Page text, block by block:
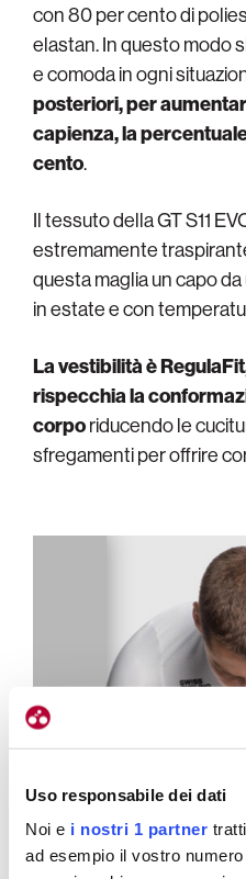
Uso responsabile dei dati
Noi e i nostri 1 partner
ad esempio il vostro
con 80 per cento di
elastan. In questo modo
e comoda in ogni
posteriori, per
capienza, la
cento.
Il tessuto della GT S11
estremamente
questa maglia un capo
in estate e con
La vestibilità è
rispecchia la
corporiducendo le
sfregamenti per offrire